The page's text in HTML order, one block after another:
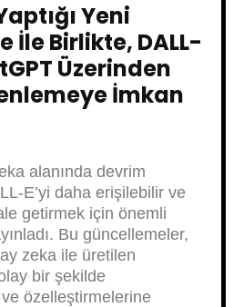
Yeni
İle Birlikte, DALL-
Üzerinden
İmkan
alanında devrim
E’yi daha erişilebilir ve
getirmek için önemli
Bu güncellemeler,
zeka ile üretilen
bir şekilde
özelleştirmelerine